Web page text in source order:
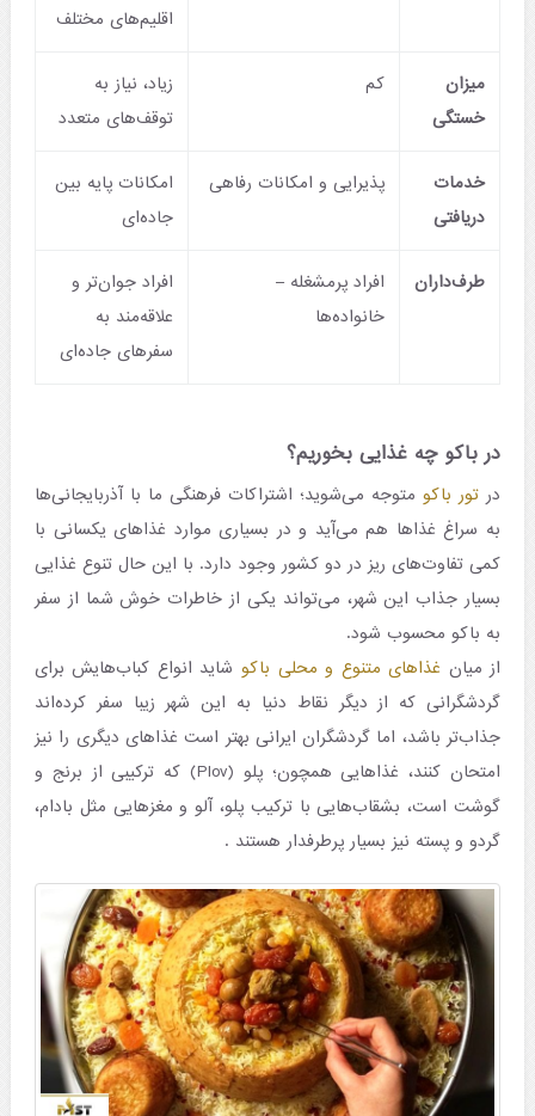
اقلیم‌های مختلف
میزان
خستگی
کم
زیاد، نیاز به
توقف‌های متعدد
خدمات
دریافتی
پذیرایی و امکانات رفاهی
امکانات پایه بین
جاده‌ای
طرف‌داران
افراد پرمشغله –
خانواده‌ها
افراد جوان‌تر و
علاقه‌‌مند به
سفرهای جاده‌ای
در باکو چه غذایی بخوریم؟
در تور باکومتوجه می‌شوید؛ اشتراکات فرهنگی ما با آذربایجانی‌ها
به سراغ غذاها هم می‌آید و در بسیاری موارد غذاهای یکسانی با
کمی تفاوت‌های ریز در دو کشور وجود دارد. با این حال تنوع غذایی
بسیار جذاب این شهر، می‌تواند یکی از خاطرات خوش شما از سفر
به باکو محسوب شود.
از میان غذاهای متنوع و محلی باکو شاید انواع کباب‌هایش برای
گردشگرانی که از دیگر نقاط دنیا به این شهر زیبا سفر کرده‌اند
جذاب‌تر باشد، اما گردشگران ایرانی‌ بهتر است غذاهای دیگری را نیز
امتحان کنند، غذاهایی همچون؛ پلو (Plov) که ترکیبی از برنج و
گوشت است، بشقاب‌هایی با ترکیب پلو، آلو و مغزهایی مثل بادام،
گردو و پسته نیز بسیار پرطرفدار هستند .